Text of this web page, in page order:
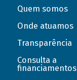
Quem somos
Onde atuamos
Transparência
Consulta a
financiamentos